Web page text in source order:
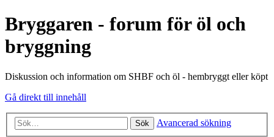
Bryggaren - forum för öl och
bryggning
Diskussion och information om SHBF och öl - hembryggt eller köpt
Gå direkt till innehåll
Sök Avancerad sökning